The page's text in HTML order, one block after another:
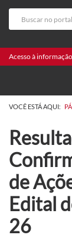
Acesso à informação
VOCÊ ESTÁ AQUI:
de
Edital
26